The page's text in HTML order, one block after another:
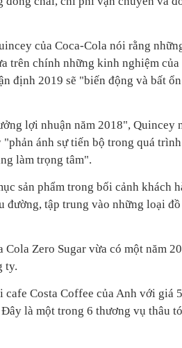
của Coca-Cola nói rằng
trên chính những kinh nghiệm
định 2019 sẽ "biến động và bất
lợi nhuận năm 2018", Quincey
ánh sự tiến bộ trong quá
làm trọng tâm".
sản phẩm trong bối cảnh khách
đường, tập trung vào những loại
Zero Sugar vừa có một năm
ty.
Costa Coffee của Anh với giá
là một trong 6 thương vụ thâu